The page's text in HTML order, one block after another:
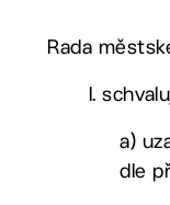
Rada
I.
a)
dle